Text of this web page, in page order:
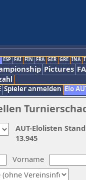
ESP FAI FIN FRA GER GRE INA
Pictures
Spieler anmelden Elo
Vorname
AUT-Elolisten
13.945